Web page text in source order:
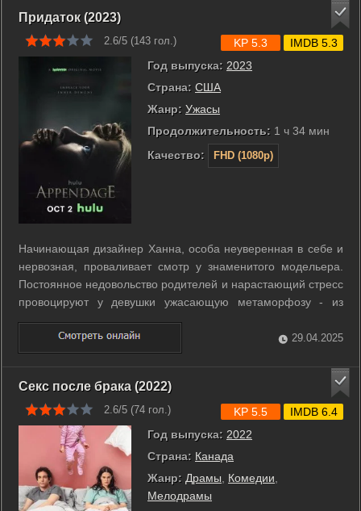
Придаток (2023)
2.6/5 (143 гол.)
Год выпуска: 2023
Страна: США
Жанр: Ужасы
Продолжительность: 1 ч 34 мин
Качество:
FHD (1080p)
KP 5.3 IMDB 5.3
Начинающая дизайнер Ханна, особа неуверенная в себе и
нервозная, проваливает смотр у знаменитого модельера.
Постоянное недовольство родителей и нарастающий стресс
провоцируют у девушки ужасающую метаморфозу - из
родимого пятна вылезает мерзкое существо, которое
начинает контролировать жизнь своей хозяйки. Пытаясь
разобраться в происходящем, Ханна ...
29.04.2025
Секс после брака (2022)
2.6/5 (74 гол.)
Год выпуска: 2022
Страна: Канада
Жанр: Драмы Комедии
Мелодрамы
KP 5.5 IMDB 6.4